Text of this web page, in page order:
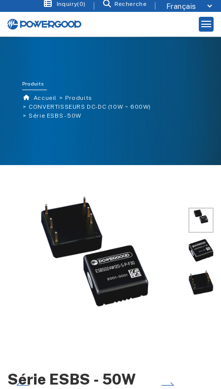
Inquiry(0) Recherche
Produits
Accueil
Produits
CONVERTISSEURS DC-DC (10W ~ 600W)
Série ESBS - 50W
Série ESBS - 50W